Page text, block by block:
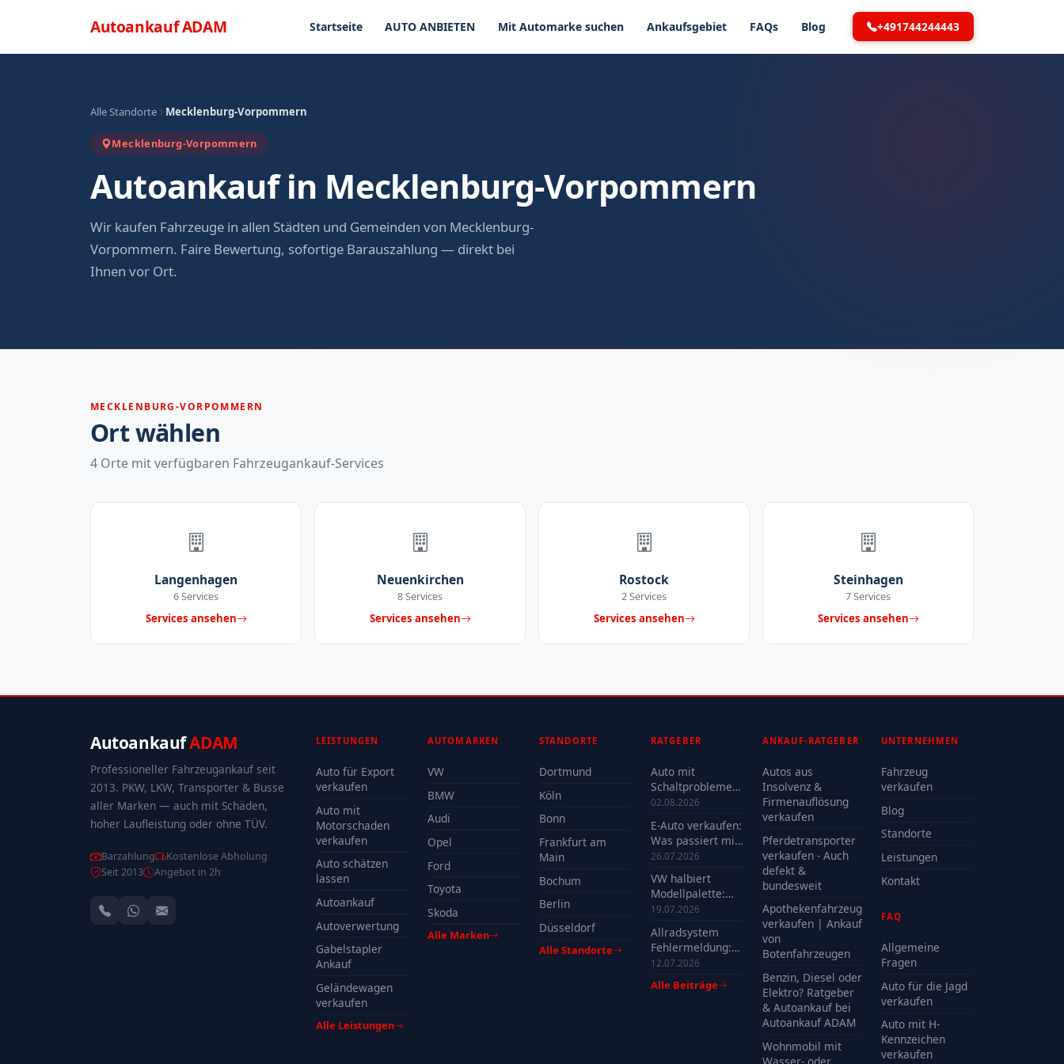
AutoankaufADAM Menü
Startseite AUTO ANBIETEN Mit Automarke suchen Ankaufsgebiet FAQs Blog +491744244443
Alle Standorte Mecklenburg-Vorpommern
Mecklenburg-Vorpommern
Autoankauf in Mecklenburg-Vorpommern
Wir kaufen Fahrzeuge in allen Städten und Gemeinden von Mecklenburg-
Vorpommern. Faire Bewertung, sofortige Barauszahlung — direkt bei
Ihnen vor Ort.
MECKLENBURG-VORPOMMERN
Ort wählen
4 Orte mit verfügbaren Fahrzeugankauf-Services
Langenhagen
6 Services
Services ansehen
Neuenkirchen
8 Services
Services ansehen
Rostock
2 Services
Services ansehen
Steinhagen
7 Services
Services ansehen
AutoankaufADAM
Professioneller Fahrzeugankauf seit
2013. PKW, LKW, Transporter & Busse
aller Marken — auch mit Schäden,
hoher Laufleistung oder ohne TÜV.
Barzahlung
Kostenlose Abholung
Seit 2013
Angebot in 2h
LEISTUNGEN
Auto für Export
verkaufen
Auto mit
Motorschaden
verkaufen
Auto schätzen
lassen
Autoankauf
Autoverwertung
Gabelstapler
Ankauf
Geländewagen
verkaufen
Alle Leistungen
AUTOMARKEN
VW
BMW
Audi
Opel
Ford
Toyota
Skoda
Alle Marken
STANDORTE
Dortmund
Köln
Bonn
Frankfurt am
Main
Bochum
Berlin
Düsseldorf
Alle Standorte
RATGEBER
Auto mit
Schaltproblemen
verkaufen -
Verkauf?
02.08.2026
E-Auto verkaufen:
Was passiert mit
der Batterie?
26.07.2026
VW halbiert
Modellpalette:
Welche Modelle
19.07.2026
Allradsystem
Fehlermeldung:
Ursachen, Kosten
& Tipps
12.07.2026
Alle Beiträge
ANKAUF-RATGEBER
Autos aus
Insolvenz &
Firmenauflösung
verkaufen
Pferdetransporter
verkaufen - Auch
defekt &
bundesweit
Apothekenfahrzeug
verkaufen | Ankauf
von
Botenfahrzeugen
Benzin, Diesel oder
Elektro? Ratgeber
& Autoankauf bei
Autoankauf ADAM
Wohnmobil mit
Wasser- oder
UNTERNEHMEN
Fahrzeug
verkaufen
Blog
Standorte
Leistungen
Kontakt
FAQ
Allgemeine
Fragen
Auto für die Jagd
verkaufen
Auto mit H-
Kennzeichen
verkaufen